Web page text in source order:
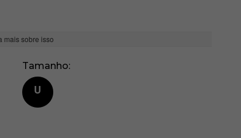
mais sobre isso
Tamanho
U